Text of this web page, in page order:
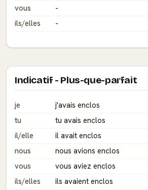
vous
-
ils/elles
-
Indicatif - Plus-que-parfait
je
j'avais enclos
tu
tu avais enclos
il/elle
il avait enclos
nous
nous avions enclos
vous
vous aviez enclos
ils/elles
ils avaient enclos